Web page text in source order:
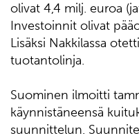
olivat 4,4 milj. euroa
Investoinnit olivat
Lisäksi Nakkilassa
tuotantolinja.
Suominen ilmoitti
käynnistäneensä
suunnittelun.